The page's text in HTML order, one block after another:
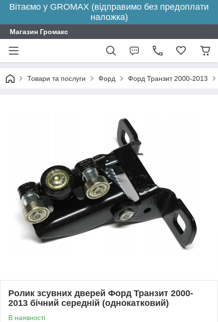
Вітаємо у GROMAX (відправимо без предоплати
наложка)
Магазин Громакс
Товари та послуги Форд Форд Транзит 2000-2013
Ролик зсувних дверей Форд Транзит 2000-
2013 бічний середній (однокатковий)
В наявності